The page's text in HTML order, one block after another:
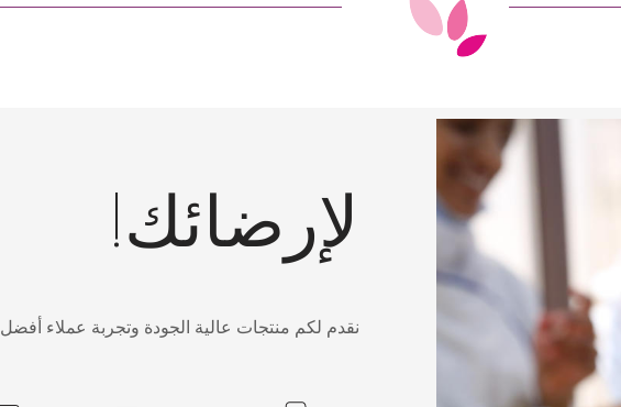
لإرضائك!
نقدم لكم منتجات عالية الجودة وتجربة عملاء أفضل